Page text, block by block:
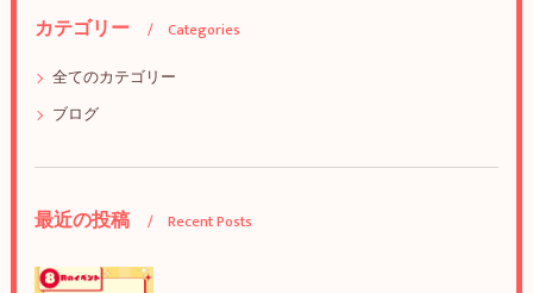
カテゴリー
Categories
全てのカテゴリー
ブログ
最近の投稿 Recent Posts